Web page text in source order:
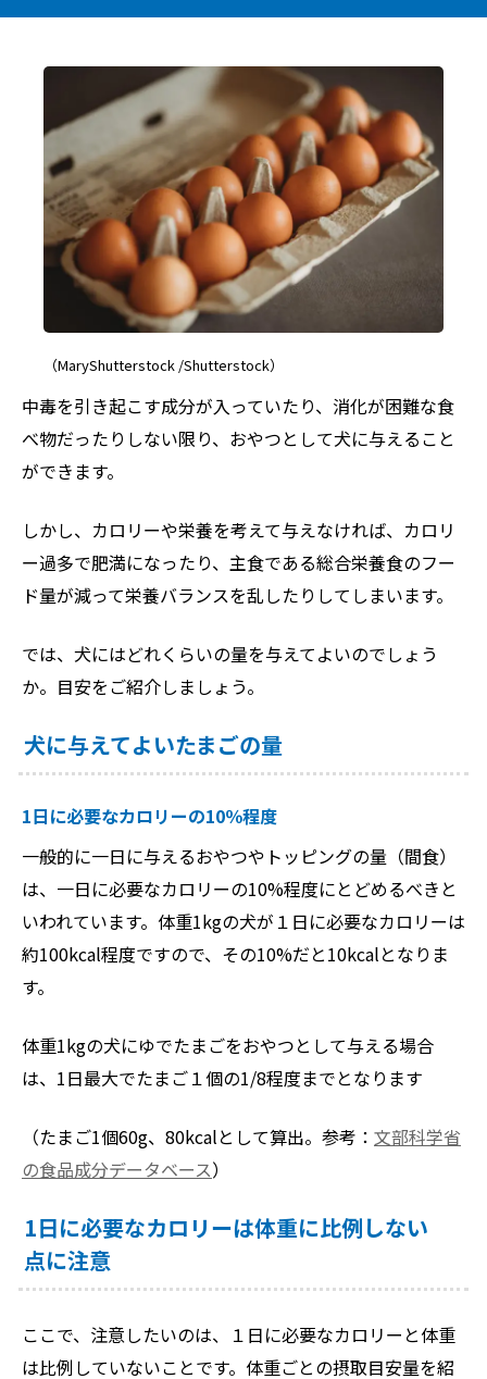
（MaryShutterstock /Shutterstock）
中毒を引き起こす成分が入っていたり、消化が困難な食
べ物だったりしない限り、おやつとして犬に与えること
ができます。
しかし、カロリーや栄養を考えて与えなければ、カロリ
ー過多で肥満になったり、主食である総合栄養食のフー
ド量が減って栄養バランスを乱したりしてしまいます。
では、犬にはどれくらいの量を与えてよいのでしょう
か。目安をご紹介しましょう。
犬に与えてよいたまごの量
1日に必要なカロリーの10％程度
一般的に一日に与えるおやつやトッピングの量（間食）
は、一日に必要なカロリーの10%程度にとどめるべきと
いわれています。体重1kgの犬が１日に必要なカロリーは
約100kcal程度ですので、その10%だと10kcalとなりま
す。
体重1kgの犬にゆでたまごをおやつとして与える場合
は、1日最大でたまご１個の1/8程度までとなります
（たまご1個60g、80kcalとして算出。参考： 文部科学省
の食品成分データベース）
1日に必要なカロリーは体重に比例しない
点に注意
ここで、注意したいのは、１日に必要なカロリーと体重
は比例していないことです。体重ごとの摂取目安量を紹